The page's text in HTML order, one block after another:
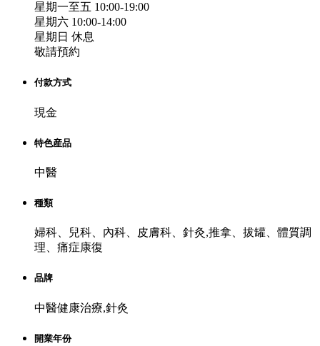
星期一至五 10:00-19:00
星期六 10:00-14:00
星期日 休息
敬請預約
付款方式
現金
特色産品
中醫
種類
婦科、兒科、內科、皮膚科、針灸,推拿、拔罐、體質調
理、痛症康復
品牌
中醫健康治療,針灸
開業年份